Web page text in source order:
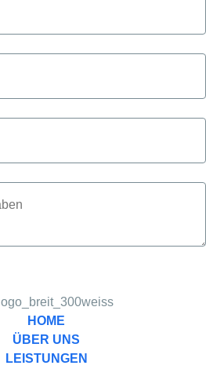
HOME
ÜBER UNS
LEISTUNGEN